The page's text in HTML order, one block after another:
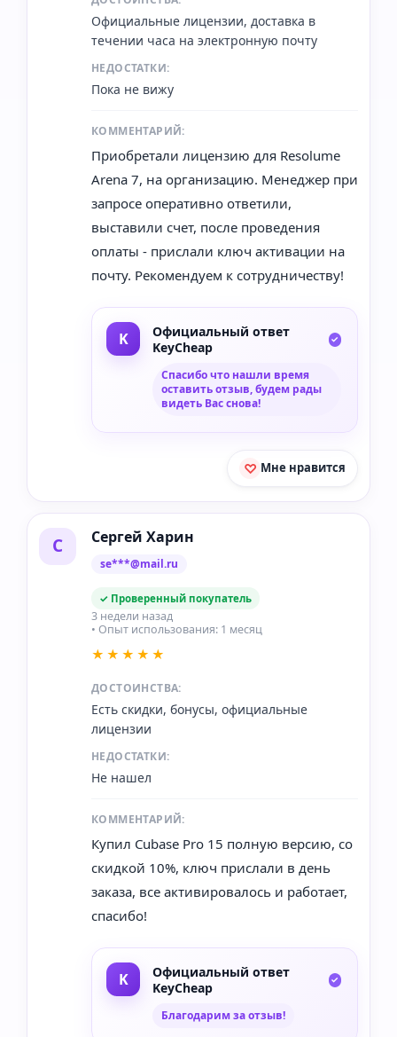
Официальные лицензии, доставка в
течении часа на электронную почту
НЕДОСТАТКИ:
Пока не вижу
КОММЕНТАРИЙ:
Приобретали лицензию для Resolume
Arena 7, на организацию. Менеджер при
запросе оперативно ответили,
выставили счет, после проведения
оплаты - прислали ключ активации на
почту. Рекомендуем к сотрудничеству!
Официальный ответ
KeyCheap
Спасибо что нашли время
оставить отзыв, будем рады
видеть Вас снова!
Мне нравится
С Сергей Харин
se***@mail.ru
✓ Проверенный покупатель
3 недели назад
• Опыт использования: 1 месяц
★★★★★
ДОСТОИНСТВА:
Есть скидки, бонусы, официальные
лицензии
НЕДОСТАТКИ:
Не нашел
КОММЕНТАРИЙ:
Купил Cubase Pro 15 полную версию, со
скидкой 10%, ключ прислали в день
заказа, все активировалось и работает,
спасибо!
Официальный ответ
KeyCheap
Благодарим за отзыв!